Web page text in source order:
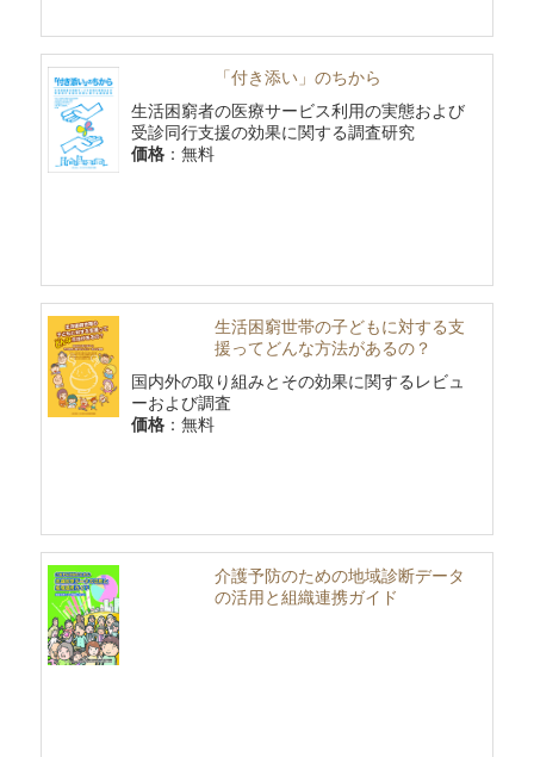
「付き添い」のちから
生活困窮者の医療サービス利用の実態および
受診同行支援の効果に関する調査研究
価格 ：無料
生活困窮世帯の子どもに対する支
援ってどんな方法があるの？
国内外の取り組みとその効果に関するレビュ
ーおよび調査
価格 ：無料
介護予防のための地域診断データ
の活用と組織連携ガイド